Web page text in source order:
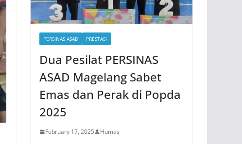
PERSINAS ASAD PRESTASI
Dua Pesilat PERSINAS
ASAD Magelang Sabet
Emas dan Perak di Popda
2025
February 17, 2025 Humas